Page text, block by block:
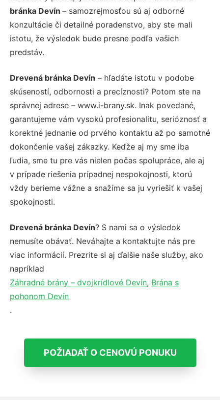
bránka Devín – samozrejmosťou sú aj odborné
konzultácie či detailné poradenstvo, aby ste mali
istotu, že výsledok bude presne podľa vašich
predstáv.
Drevená bránka Devín – hľadáte istotu v podobe
skúseností, odbornosti a precíznosti? Potom ste na
správnej adrese – www.i-brany.sk. Inak povedané,
garantujeme vám vysokú profesionalitu, serióznosť a
korektné jednanie od prvého kontaktu až po samotné
dokončenie vašej zákazky. Keďže aj my sme iba
ľudia, sme tu pre vás nielen počas spolupráce, ale aj
v prípade riešenia prípadnej nespokojnosti, ktorú
vždy berieme vážne a snažíme sa ju vyriešiť k vašej
spokojnosti.
Drevená bránka Devín? S nami sa o výsledok
nemusíte obávať. Neváhajte a kontaktujte nás pre
viac informácií. Prezrite si aj ďalšie naše služby, ako
napríklad
Záhradné brány – dvojkrídlové Devín, Brána s
pohonom Devín
.
POŽIADAŤ O CENOVÚ PONUKU